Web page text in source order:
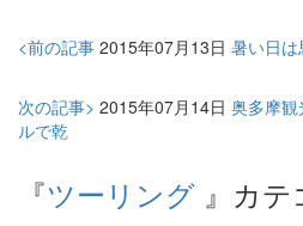
<前の記事 2015年07月13日 暑い日
次の記事> 2015年07月14日 奥多摩
ルで乾
『ツーリング 』カ